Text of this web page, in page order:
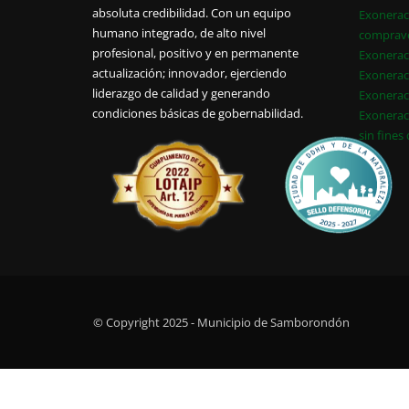
absoluta credibilidad. Con un equipo
humano integrado, de alto nivel
profesional, positivo y en permanente
actualización; innovador, ejerciendo
liderazgo de calidad y generando
condiciones básicas de gobernabilidad.
sin fines
© Copyright 2025 - Municipio de Samborondón